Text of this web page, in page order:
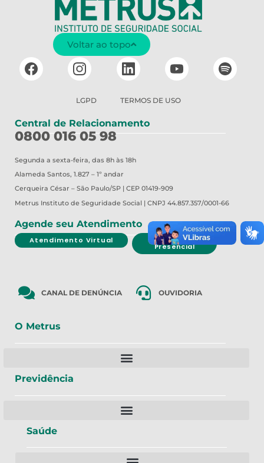
LGPD TERMOS DE USO
Central de Relacionamento
0800 016 05 98
Segunda a sexta-feira, das 8h às 18h
Alameda Santos, 1.827 – 1º andar
Cerqueira César – São Paulo/SP | CEP 01419-909
Metrus Instituto de Seguridade Social | CNPJ 44.857.357/0001-66
Agende seu Atendimento
Atendimento Virtual Atendimento
Presencial
CANAL DE DENÚNCIA OUVIDORIA
O Metrus
Previdência
Saúde
Voltar ao topo